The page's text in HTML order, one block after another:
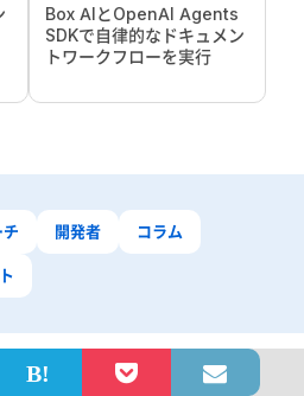
Box AIとOpenAI Agents
SDKで自律的なドキュメン
トワークフローを実行
開発者 コラム